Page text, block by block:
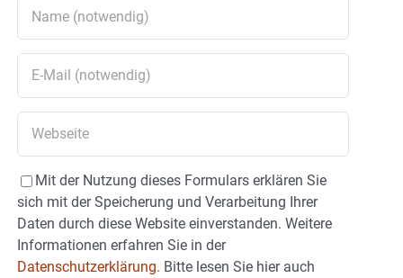
Mit der Nutzung dieses Formulars erklären Sie
sich mit der Speicherung und Verarbeitung Ihrer
Daten durch diese Website einverstanden. Weitere
Informationen erfahren Sie in der
Datenschutzerklärung. Bitte lesen Sie hier auch